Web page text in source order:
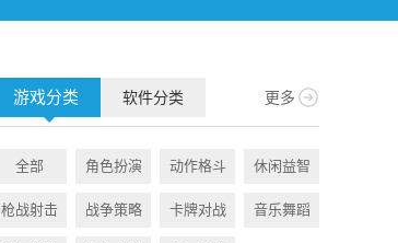
游戏分类 软件分类 更多
全部 角色扮演 动作格斗 休闲益智
枪战射击 战争策略 卡牌对战 音乐舞蹈